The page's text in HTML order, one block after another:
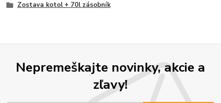
Zostava kotol + 70l zásobník
Nepremeškajte novinky, akcie a
zľavy!